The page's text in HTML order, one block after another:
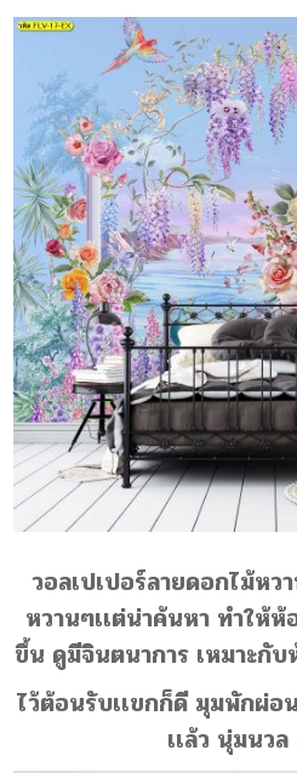
วอลเปเปอร์ลายดอกไม้ห
หวานๆเเต่น่าค้นหา ทำให้ห้
ขึ้น ดูมีจินตนาการ เหมาะกั
ไว้ต้อนรับเเขกก็ดี มุมพักผ่อ
เเล้ว นุ่มนว